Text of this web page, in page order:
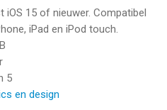
perfect uit te lijnen
voor super accurate resultaten
opnieuw doen
van je logo, of het hele logo
iOS 15 of nieuwer. Compatibel
iPad en iPod touch.
5
en design